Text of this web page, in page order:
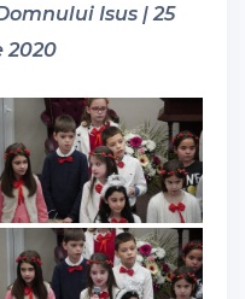
Isus | 25
2020